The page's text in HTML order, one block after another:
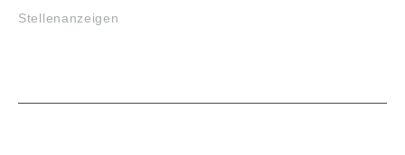
Stellenanzeigen